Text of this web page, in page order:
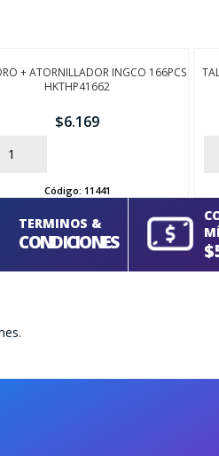
+ ATORNILLADOR INGCO 166PCS
HKTHP41662
$6.169
Código: 11441
TERMINOS &
CONDICIONES